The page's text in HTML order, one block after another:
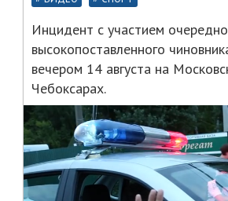
Инцидент с участием
высокопоставленного
вечером 14 августа на
Чебоксарах.